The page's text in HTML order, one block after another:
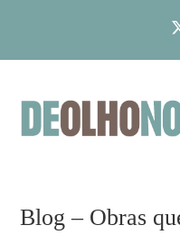
Blog – Obras